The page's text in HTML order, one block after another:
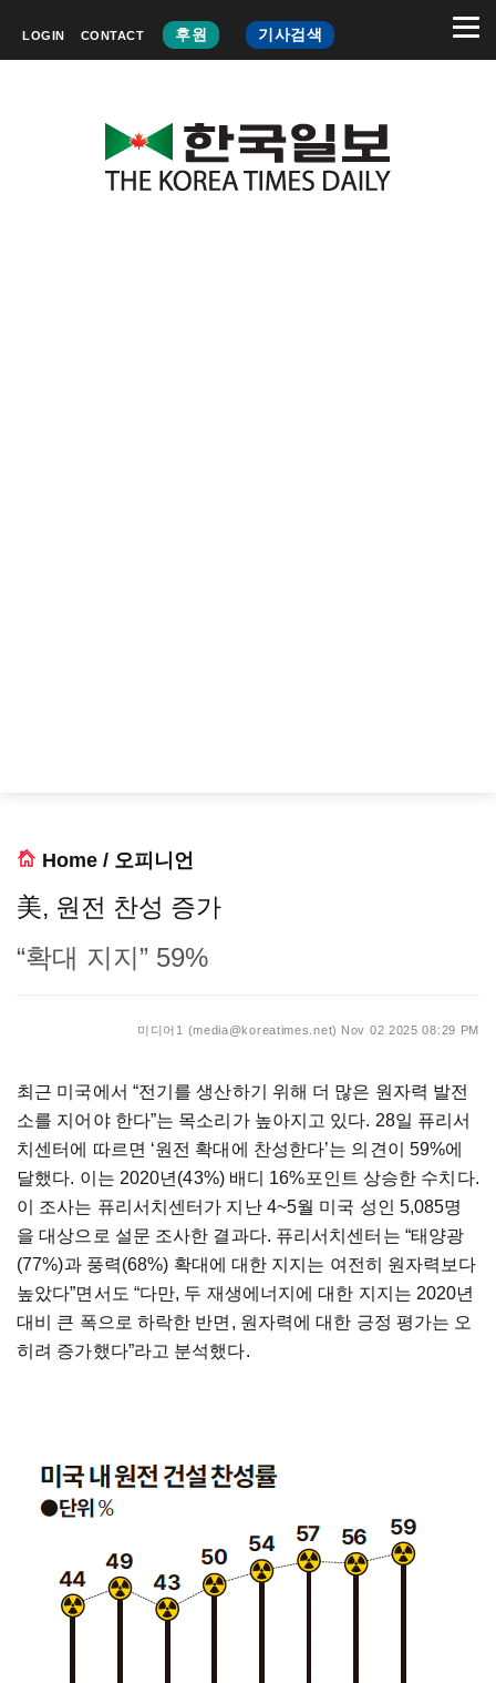
LOGIN CONTACT 후원 기사검색
Home / 오피니언
美, 원전 찬성 증가
“확대 지지” 59%
미디어1 (media@koreatimes.net) Nov 02 2025 08:29 PM
최근 미국에서 “전기를 생산하기 위해 더 많은 원자력 발전
소를 지어야 한다”는 목소리가 높아지고 있다. 28일 퓨리서
치센터에 따르면 ‘원전 확대에 찬성한다’는 의견이 59%에
달했다. 이는 2020년(43%) 배디 16%포인트 상승한 수치다.
이 조사는 퓨리서치센터가 지난 4~5월 미국 성인 5,085명
을 대상으로 설문 조사한 결과다. 퓨리서치센터는 “태양광
(77%)과 풍력(68%) 확대에 대한 지지는 여전히 원자력보다
높았다”면서도 “다만, 두 재생에너지에 대한 지지는 2020년
대비 큰 폭으로 하락한 반면, 원자력에 대한 긍정 평가는 오
히려 증가했다”라고 분석했다.